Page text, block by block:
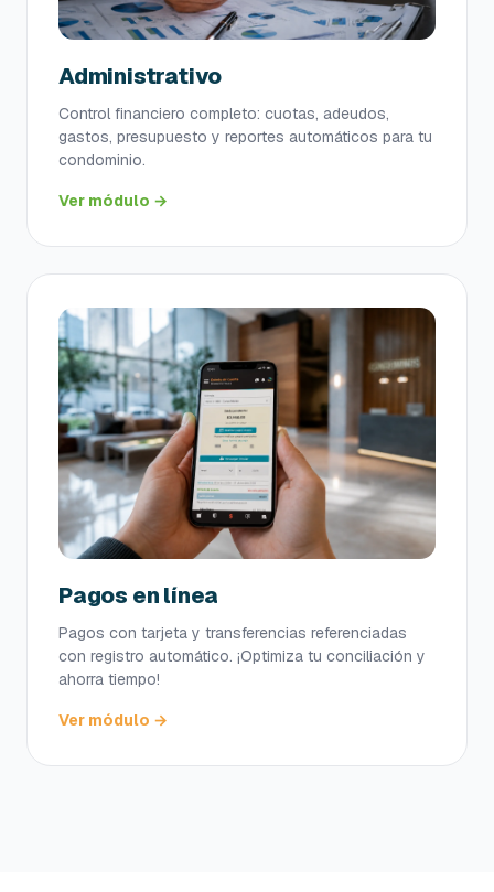
Administrativo
Control financiero completo: cuotas, adeudos,
gastos, presupuesto y reportes automáticos para tu
condominio.
Ver módulo →
Pagos en línea
Pagos con tarjeta y transferencias referenciadas
con registro automático. ¡Optimiza tu conciliación y
ahorra tiempo!
Ver módulo →